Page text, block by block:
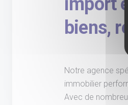
biens,
Notre agence
immobilier
Avec de